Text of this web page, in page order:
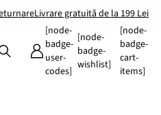
Livrare gratuită de la 199 Lei
[node-
badge-
user-
codes]
[node-
badge-
wishlist]
[node-
badge-
cart-
items]